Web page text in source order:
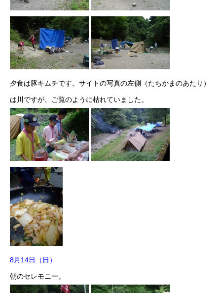
夕食は豚キムチです。サイトの写真の左側（たちかまのあたり）
は川ですが、ご覧のように枯れていました。
8月14日（日）
朝のセレモニー。